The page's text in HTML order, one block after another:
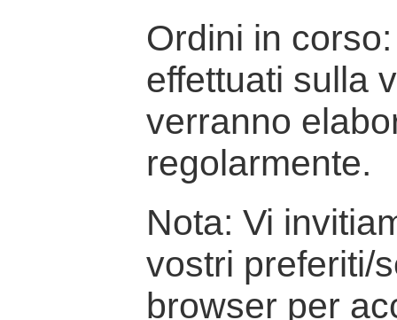
Ordini in
effettuati sulla
verranno
regolarmente.
Nota: Vi
vostri preferiti/
browser per